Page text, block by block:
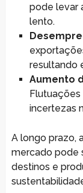
pode levar
lento.
resultando
Aumento
incertezas
A longo prazo,
mercado pode
destinos e